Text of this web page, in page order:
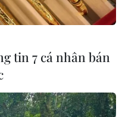
tin 7 cá nhân bán